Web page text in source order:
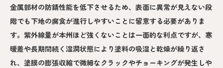
金属部材の防錆性能を低下させるため、表面に異常が見えない段
階でも下地の腐食が進行しやすいことに留意する必要がありま
す。紫外線量が本州ほど強くないことは一面的な利点ですが、寒
暖差や長期間続く湿潤状態により塗料の吸湿と乾燥が繰り返さ
れ、塗膜の膨張収縮で微細なクラックやチョーキングが発生しや